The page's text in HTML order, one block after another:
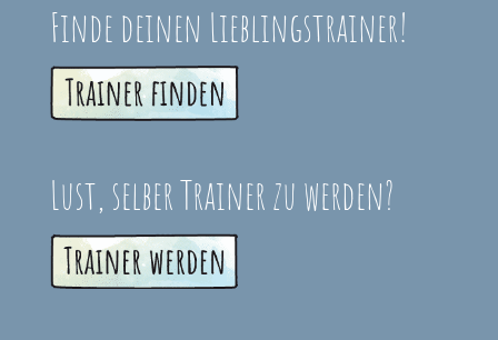
Finde deinen Lieblingstrainer!
Lust, selber Trainer zu werden?